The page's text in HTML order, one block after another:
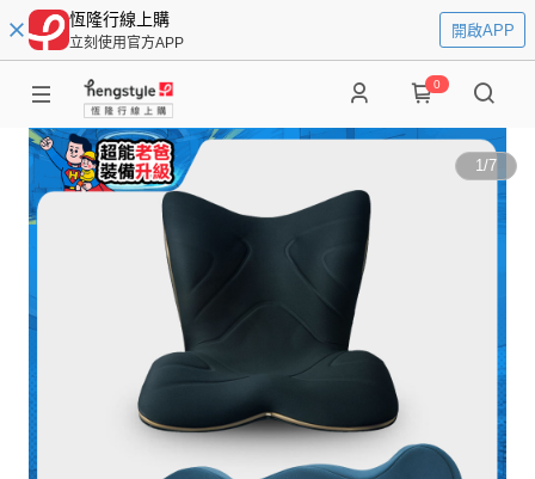
恆隆行線上購
立刻使用官方APP
開啟APP
0
1/7